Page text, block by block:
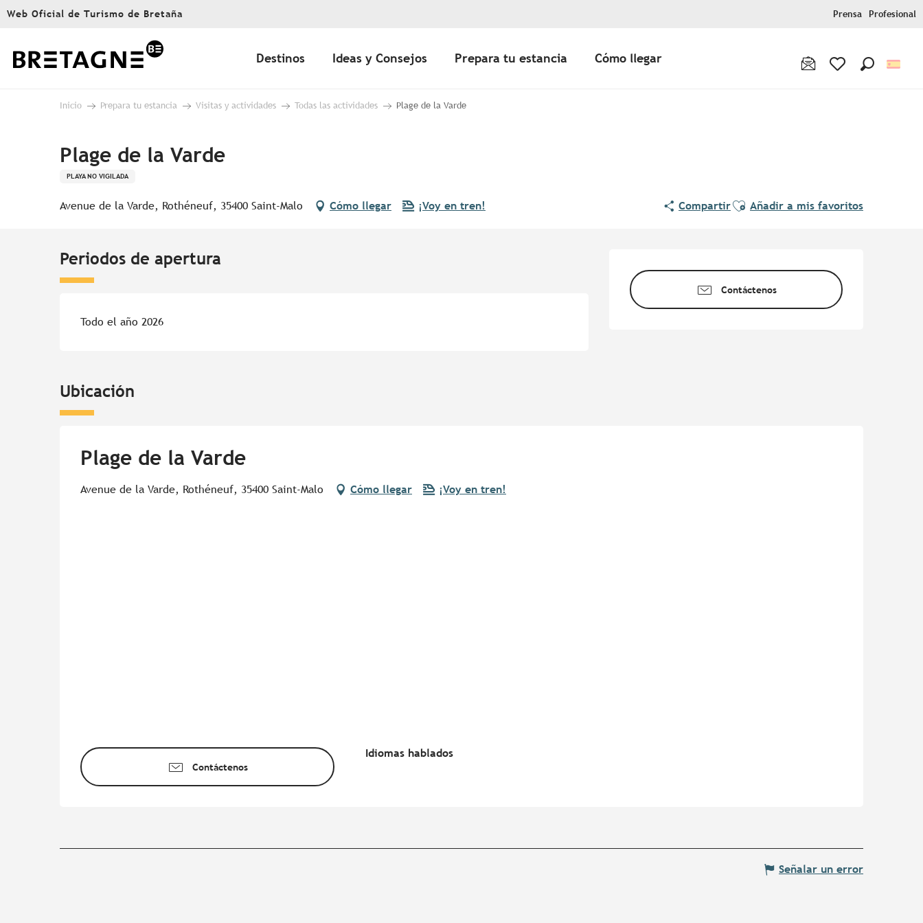
Aller
principal
Web Oficial de Turismo de Bretaña Prensa Profesional
Destinos Ideas y Consejos Prepara tu estancia Cómo llegar
Inicio Prepara tu estancia Visitas y actividades Todas las actividades Plage de la Varde
Plage de la Varde
PLAYA NO VIGILADA
Avenue de la Varde, Rothéneuf, 35400 Saint-Malo Cómo llegar ¡Voy en tren! CompartirAjouter aux favoris
Añadir a mis favoritos
Horarios y datos de
Contáctenos
Periodos de apertura
Todo el año 2026
Ubicación
Plage de la Varde
Avenue de la Varde, Rothéneuf, 35400 Saint-Malo Cómo llegar ¡Voy en tren!
Contáctenos
Idiomas hablados
Idiomas hablados
Señalar un error